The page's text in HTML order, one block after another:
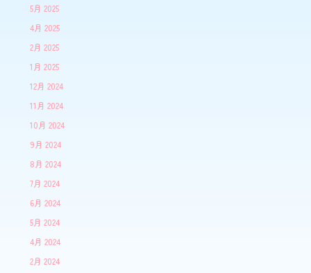
5月 2025
4月 2025
2月 2025
1月 2025
12月 2024
11月 2024
10月 2024
9月 2024
8月 2024
7月 2024
6月 2024
5月 2024
4月 2024
2月 2024